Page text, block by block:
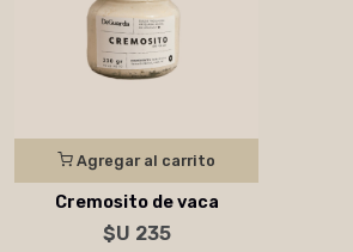
Agregar al carrito
Cremosito de vaca
$U 235